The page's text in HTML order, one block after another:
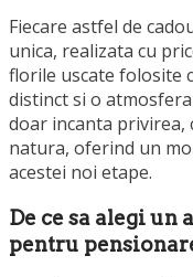
Fiecare astfel de
unica, realizata cu
florile uscate folosite
distinct si o
doar incanta privirea,
natura, oferind un
acestei noi etape.
De ce sa alegi un
pentru